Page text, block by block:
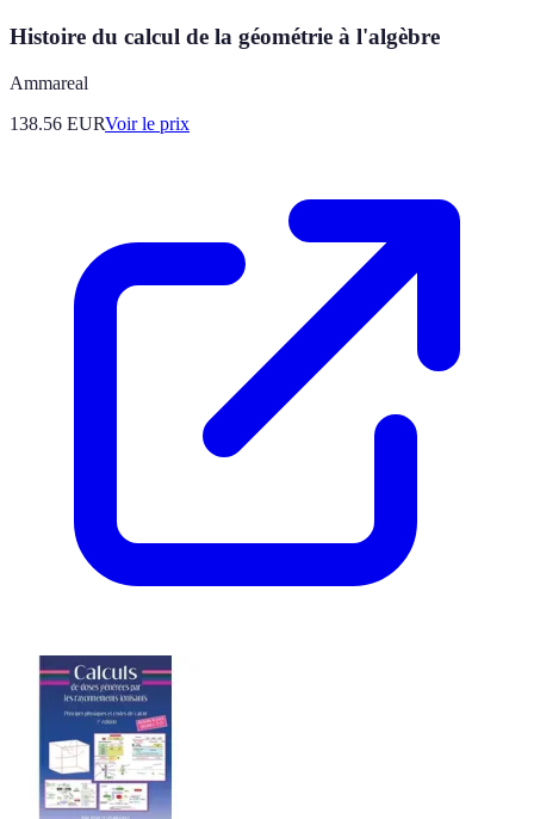
Histoire du calcul de la géométrie à l'algèbre
Ammareal
138.56 EURVoir le prix